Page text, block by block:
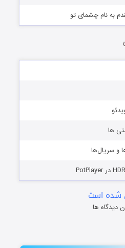
به نام چشمای تو
ها
و سریال‌ها
شده است
ها